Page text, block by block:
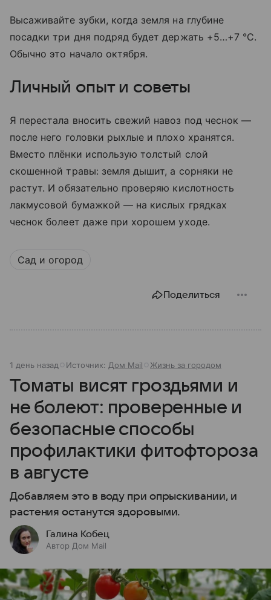
Высаживайте зубки, когда земля на глубине
посадки три дня подряд будет держать +5…+7 °C.
Обычно это начало октября.
Личный опыт и советы
Я перестала вносить свежий навоз под чеснок —
после него головки рыхлые и плохо хранятся.
Вместо плёнки использую толстый слой
скошенной травы: земля дышит, а сорняки не
растут. И обязательно проверяю кислотность
лакмусовой бумажкой — на кислых грядках
чеснок болеет даже при хорошем уходе.
Сад и огород
Поделиться
1 день назад Источник: Дом Mail Жизнь за городом
Томаты висят гроздьями и
не болеют: проверенные и
безопасные способы
профилактики фитофтороза
в августе
Добавляем это в воду при опрыскивании, и
растения останутся здоровыми.
Галина Кобец
Автор Дом Mail